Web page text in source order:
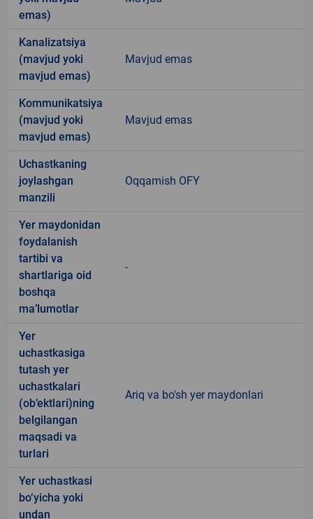
emas)
Kanalizatsiya
(mavjud yoki
mavjud emas)
Mavjud emas
Kommunikatsiya
(mavjud yoki
mavjud emas)
Mavjud emas
Uchastkaning
joylashgan
manzili
Oqqamish OFY
Yer maydonidan
foydalanish
tartibi va
shartlariga oid
boshqa
ma’lumotlar
-
Yer
uchastkasiga
tutash yer
uchastkalari
(ob’ektlari)ning
belgilangan
maqsadi va
turlari
Ariq va bo'sh yer maydonlari
Yer uchastkasi
bo‘yicha yoki
undan